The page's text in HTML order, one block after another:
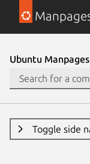
Ubuntu Manpages
Toggle side